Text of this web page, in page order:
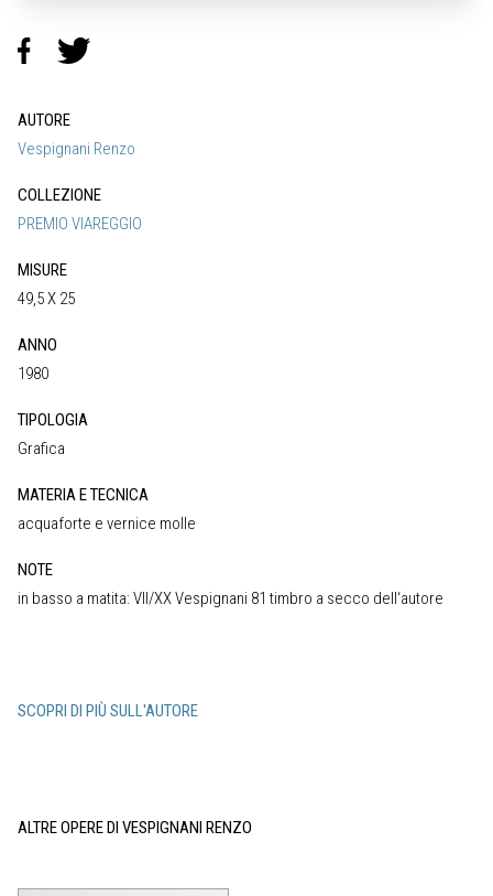
AUTORE
Vespignani Renzo
COLLEZIONE
PREMIO VIAREGGIO
MISURE
49,5 X 25
ANNO
1980
TIPOLOGIA
Grafica
MATERIA E TECNICA
acquaforte e vernice molle
NOTE
in basso a matita: VII/XX Vespignani 81 timbro a secco dell‘autore
SCOPRI DI PIÙ SULL'AUTORE
ALTRE OPERE DI VESPIGNANI RENZO